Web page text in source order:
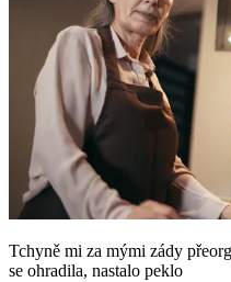
Tchyně mi za mými zády
se ohradila, nastalo peklo